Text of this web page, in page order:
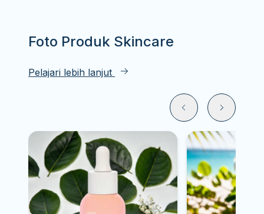
Foto Produk Skincare
Pelajari lebih lanjut